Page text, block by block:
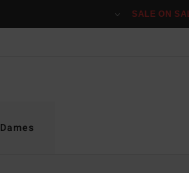
SALE ON
Dames